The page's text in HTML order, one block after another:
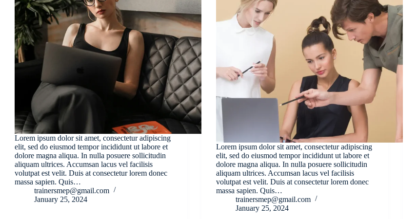
Lorem ipsum dolor sit amet, consectetur adipiscing
elit, sed do eiusmod tempor incididunt ut labore et
dolore magna aliqua. In nulla posuere sollicitudin
aliquam ultrices. Accumsan lacus vel facilisis
volutpat est velit. Duis at consectetur lorem donec
massa sapien. Quis…
trainersmep@gmail.com
January 25, 2024
Lorem ipsum dolor sit amet, consectetur adipiscing
elit, sed do eiusmod tempor incididunt ut labore et
dolore magna aliqua. In nulla posuere sollicitudin
aliquam ultrices. Accumsan lacus vel facilisis
volutpat est velit. Duis at consectetur lorem donec
massa sapien. Quis…
trainersmep@gmail.com
January 25, 2024